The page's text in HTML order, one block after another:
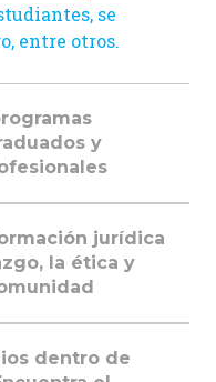
se
entre otros.
y
jurídica
la ética y
dentro de